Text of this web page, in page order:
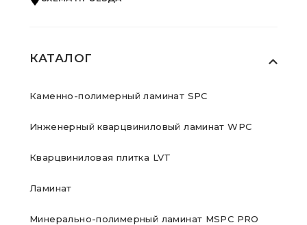
КАТАЛОГ
Каменно-полимерный ламинат SPC
Инженерный кварцвиниловый ламинат WPC
Кварцвиниловая плитка LVT
Ламинат
Минерально-полимерный ламинат MSPC PRO